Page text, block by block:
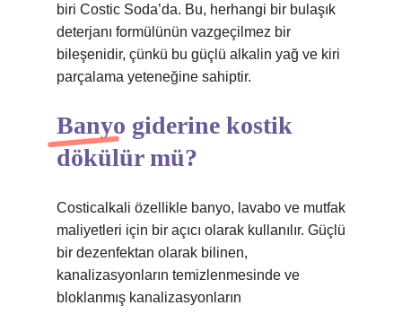
biri Costic Soda’da. Bu, herhangi bir bulaşık
deterjanı formülünün vazgeçilmez bir
bileşenidir, çünkü bu güçlü alkalin yağ ve kiri
parçalama yeteneğine sahiptir.
Banyo giderine kostik
dökülür mü?
Costicalkali özellikle banyo, lavabo ve mutfak
maliyetleri için bir açıcı olarak kullanılır. Güçlü
bir dezenfektan olarak bilinen,
kanalizasyonların temizlenmesinde ve
bloklanmış kanalizasyonların